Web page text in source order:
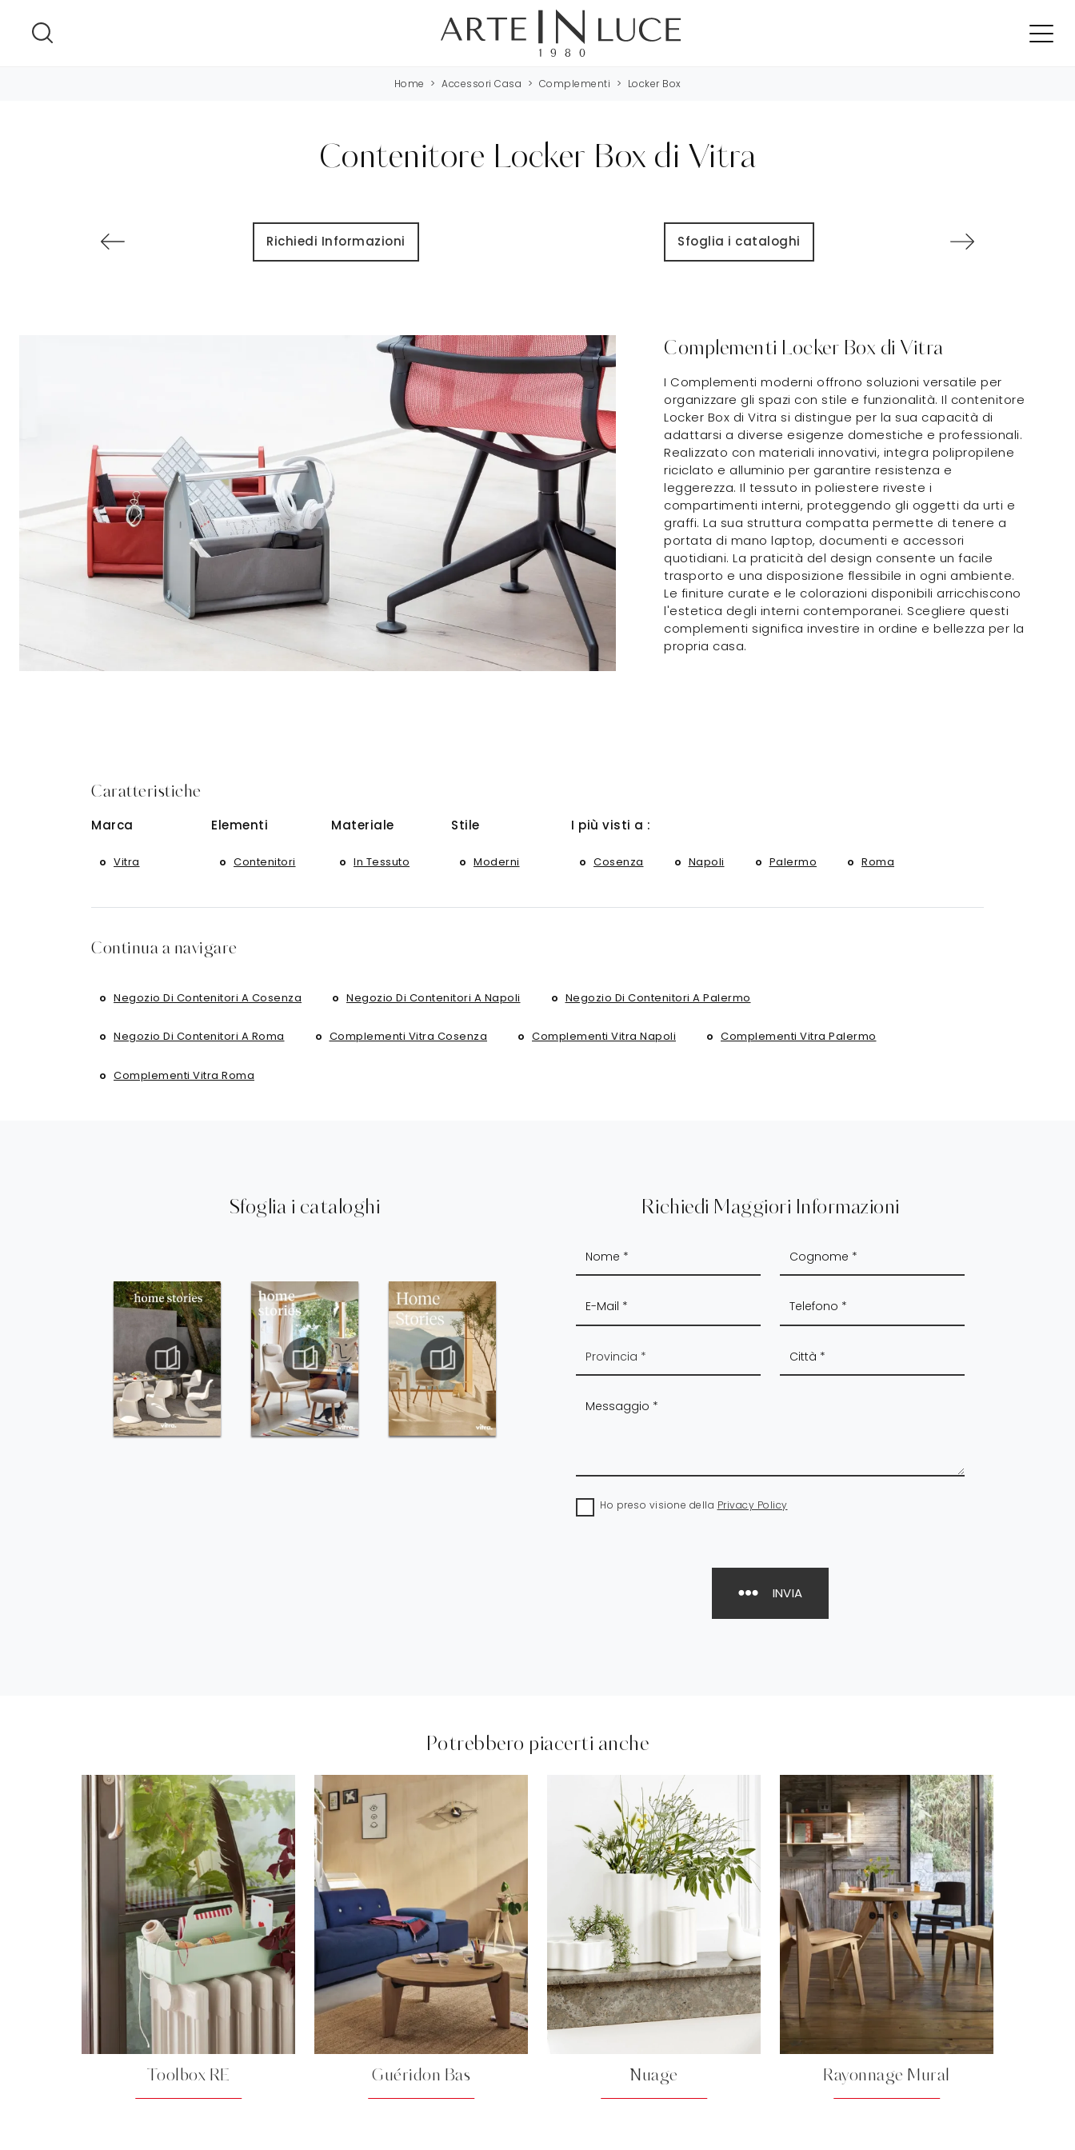
Home > Accessori Casa > Complementi > Locker Box
Contenitore Locker Box di Vitra
Richiedi Informazioni Sfoglia i cataloghi
Complementi Locker Box di Vitra
I Complementi moderni offrono soluzioni versatile per
organizzare gli spazi con stile e funzionalità. Il contenitore
Locker Box di Vitra si distingue per la sua capacità di
adattarsi a diverse esigenze domestiche e professionali.
Realizzato con materiali innovativi, integra polipropilene
riciclato e alluminio per garantire resistenza e
leggerezza. Il tessuto in poliestere riveste i
compartimenti interni, proteggendo gli oggetti da urti e
graffi. La sua struttura compatta permette di tenere a
portata di mano laptop, documenti e accessori
quotidiani. La praticità del design consente un facile
trasporto e una disposizione flessibile in ogni ambiente.
Le finiture curate e le colorazioni disponibili arricchiscono
l'estetica degli interni contemporanei. Scegliere questi
complementi significa investire in ordine e bellezza per la
propria casa.
Caratteristiche
Marca
Vitra
Elementi
Contenitori
Materiale
In Tessuto
Stile
Moderni
I più visti a :
Cosenza Napoli Palermo Roma
Continua a navigare
Negozio Di Contenitori A Cosenza Negozio Di Contenitori A Napoli Negozio Di Contenitori A Palermo
Negozio Di Contenitori A Roma Complementi Vitra Cosenza Complementi Vitra Napoli Complementi Vitra Palermo
Complementi Vitra Roma
Sfoglia i cataloghi Richiedi Maggiori Informazioni
Ho preso visione della Privacy Policy
INVIA
Potrebbero piacerti anche
Toolbox RE Guéridon Bas Nuage Rayonnage Mural